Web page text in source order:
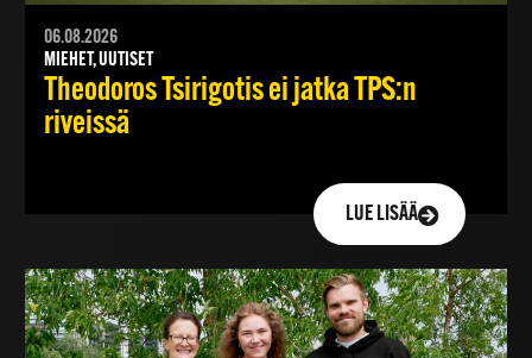
06.08.2026
MIEHET, UUTISET
Theodoros Tsirigotis ei jatka TPS:n
riveissä
LUE LISÄÄ